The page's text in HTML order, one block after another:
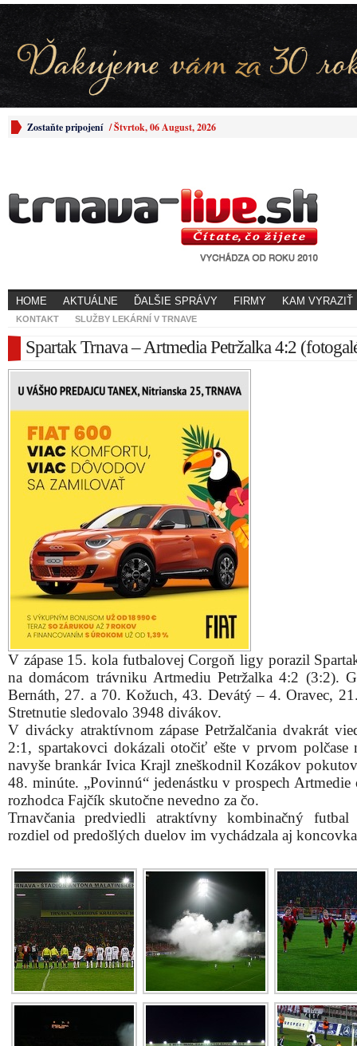
Zostaňte pripojení /Štvrtok, 06 August, 2026
HOME AKTUÁLNE ĎALŠIE SPRÁVY FIRMY KAM VYRAZIŤ
KONTAKT SLUŽBY LEKÁRNÍ V TRNAVE
Spartak Trnava – Artmedia Petržalka 4:2
V zápase 15. kola futbalovej Corgoň ligy porazil
na domácom trávniku Artmediu Petržalka 4:2 (3:2).
Bernáth, 27. a 70. Kožuch, 43. Devátý – 4. Oravec,
Stretnutie sledovalo 3948 divákov.
V divácky atraktívnom zápase Petržalčania dvakrát
2:1, spartakovci dokázali otočiť ešte v prvom polčase
navyše brankár Ivica Krajl zneškodnil Kozákov
48. minúte. „Povinnú“ jedenástku v prospech Artmedie
rozhodca Fajčík skutočne nevedno za čo.
Trnavčania predviedli atraktívny kombinačný
rozdiel od predošlých duelov im vychádzala aj